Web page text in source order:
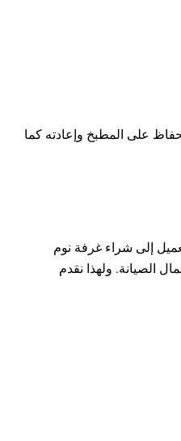
على المطبخ وإعادته كما
إلى شراء غرفة نوم
الصيانة. ولهذا نقدم